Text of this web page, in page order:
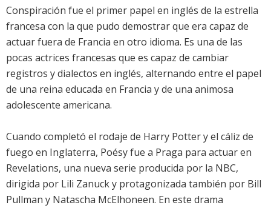
Conspiración fue el primer papel en inglés de la estrella
francesa con la que pudo demostrar que era capaz de
actuar fuera de Francia en otro idioma. Es una de las
pocas actrices francesas que es capaz de cambiar
registros y dialectos en inglés, alternando entre el papel
de una reina educada en Francia y de una animosa
adolescente americana.
Cuando completó el rodaje de Harry Potter y el cáliz de
fuego en Inglaterra, Poésy fue a Praga para actuar en
Revelations, una nueva serie producida por la NBC,
dirigida por Lili Zanuck y protagonizada también por Bill
Pullman y Natascha McElhoneen. En este drama